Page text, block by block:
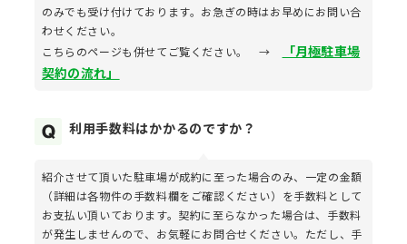
のみでも受け付けております。お急ぎの時はお早めにお問い合
わせください。
こちらのページも併せてご覧ください。 →
「月極駐車場
契約の流れ」
利用手数料はかかるのですか？
紹介させて頂いた駐車場が成約に至った場合のみ、一定の金額
（詳細は各物件の手数料欄をご確認ください）を手数料として
お支払い頂いております。契約に至らなかった場合は、手数料
が発生しませんので、お気軽にお問合せください。ただし、手